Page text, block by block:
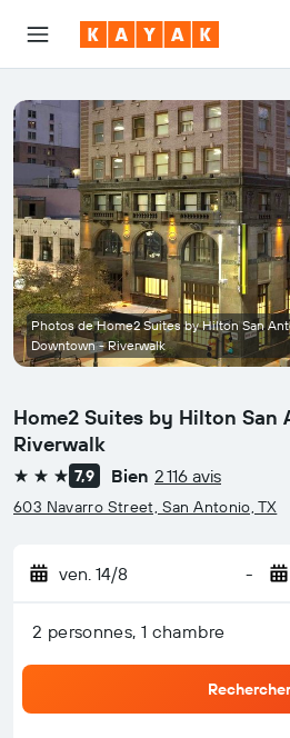
Home2 Suites by Hilton
Riverwalk
3 étoiles7,9 Bien 2 116 avis
603 Navarro Street, San Antonio, TX
ven. 14/8 -
2 personnes, 1 chambre
Rechercher
Photos de Home2 Suites by Hilton San
Downtown - Riverwalk